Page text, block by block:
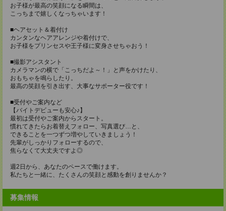
お子様が最高の笑顔になる瞬間は、
こっちまで嬉しくなっちゃいます！
■ヘアセット＆着付け
カンタンなヘアアレンジや着付けで、
お子様をプリンセスや王子様に変身させちゃおう！
■撮影アシスタント
カメラマンの横で「こっちだよ～！」と声をかけたり、
おもちゃを鳴らしたり。
最高の笑顔を引き出す、大事なサポーター役です！
■受付やご案内など
【バイトデビューも安心♪】
最初は受付やご案内からスタート。
慣れてきたらお着替えフォロー、写真選び…と、
できることを一つずつ増やしていきましょう！
先輩がしっかりフォローするので、
焦らなくて大丈夫ですよ◎
週2日から、あなたのペースで働けます。
私たちと一緒に、たくさんの笑顔と感動を創りませんか？
募集情報